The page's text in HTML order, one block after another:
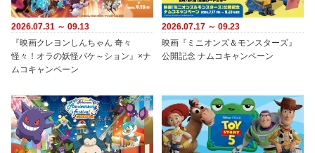
2026.07.31 ～ 09.13
『映画クレヨンしんちゃん 奇々
怪々！オラの妖怪バケ～ション』×ナ
ムコキャンペーン
2026.07.17 ～ 09.23
映画『ミニオンズ＆モンスターズ』
公開記念 ナムコキャンペーン